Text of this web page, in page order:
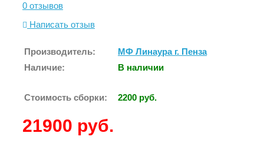
0 отзывов
Написать отзыв
Производитель:
МФ Линаура г. Пенза
Наличие:
В наличии
Стоимость сборки: 2200 руб.
21900 руб.